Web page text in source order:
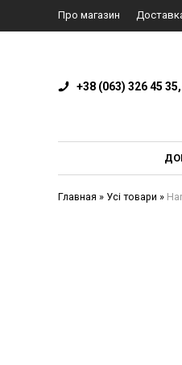
Про магазин
+38 (063) 326 45
Главная » Усі товари »